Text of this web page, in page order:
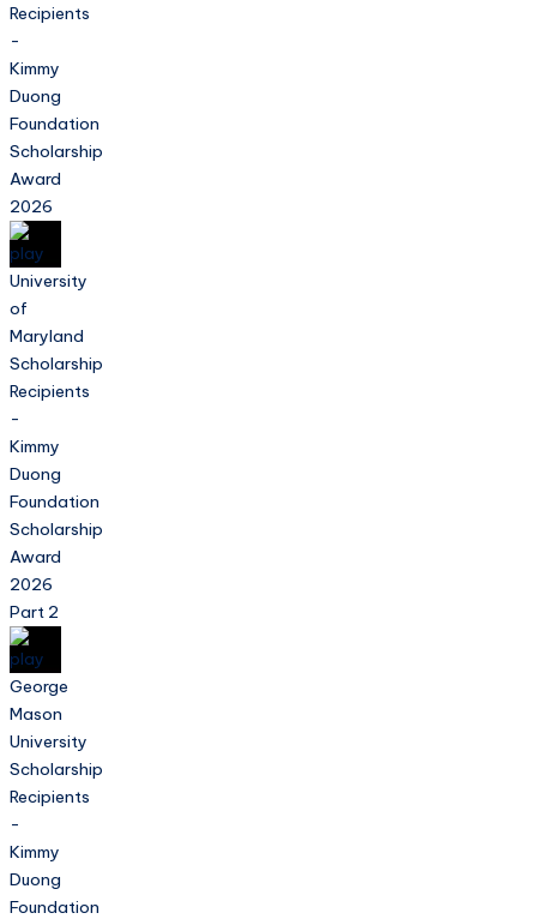
Recipients
-
Kimmy
Duong
Foundation
Scholarship
Award
2026
University
of
Maryland
Scholarship
Recipients
-
Kimmy
Duong
Foundation
Scholarship
Award
2026
Part 2
George
Mason
University
Scholarship
Recipients
-
Kimmy
Duong
Foundation